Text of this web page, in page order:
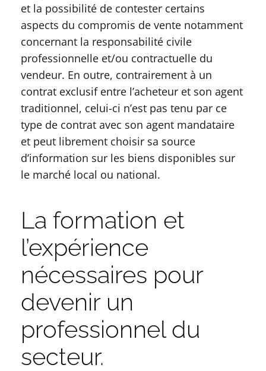
et la possibilité de contester certains
aspects du compromis de vente notamment
concernant la responsabilité civile
professionnelle et/ou contractuelle du
vendeur. En outre, contrairement à un
contrat exclusif entre l’acheteur et son agent
traditionnel, celui-ci n’est pas tenu par ce
type de contrat avec son agent mandataire
et peut librement choisir sa source
d’information sur les biens disponibles sur
le marché local ou national.
La formation et
l’expérience
nécessaires pour
devenir un
professionnel du
secteur.